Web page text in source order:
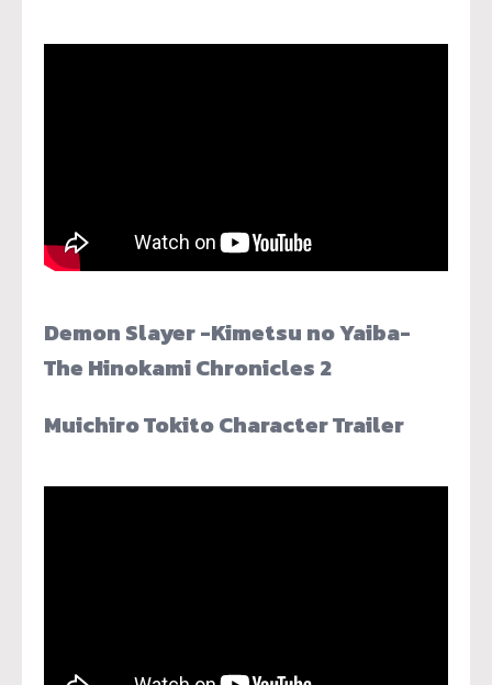
Demon Slayer -Kimetsu no Yaiba-
The Hinokami Chronicles 2
Muichiro Tokito Character Trailer